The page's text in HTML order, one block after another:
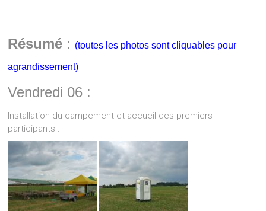
Résumé : (toutes les photos sont cliquables pour
agrandissement)
Vendredi 06 :
Installation du campement et accueil des premiers
participants :